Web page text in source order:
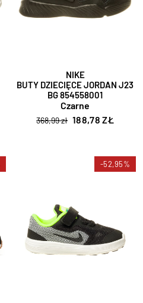
NIKE
BUTY DZIECIĘCE JORDAN J23
BG 854558001
Czarne
368,99 zł 188,78 ZŁ
-52,95%